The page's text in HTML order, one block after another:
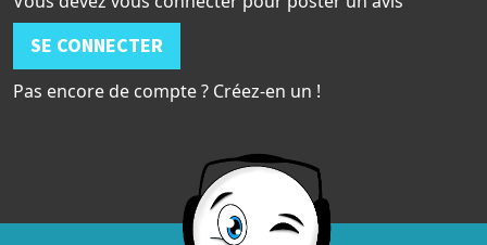
SE CONNECTER
Pas encore de compte ? Créez-en un !